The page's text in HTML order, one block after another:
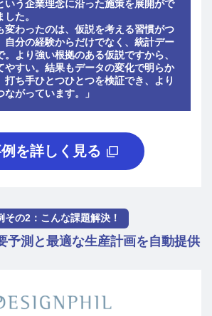
いう企業理念に沿った施策を展開がで
た。
変わったのは、仮説を考える習慣がつ
自分の経験からだけでなく、統計デー
。より強い根拠のある仮説ですから、
やすい。結果もデータの変化で明らか
打ち手ひとつひとつを検証でき、より
がっています。」
を詳しく見る
その2：こんな課題解決！
予測と最適な生産計画を自動提供